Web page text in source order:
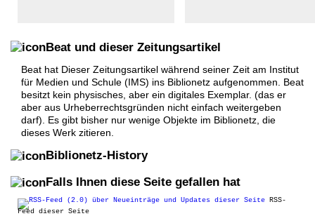
Beat und dieser Zeitungsartikel
Beat hat Dieser Zeitungsartikel während seiner Zeit am Institut
für Medien und Schule (IMS) ins Biblionetz aufgenommen. Beat
besitzt kein physisches, aber ein digitales Exemplar. (das er
aber aus Urheberrechtsgründen nicht einfach weitergeben
darf). Es gibt bisher nur wenige Objekte im Biblionetz, die
dieses Werk zitieren.
Biblionetz-History
Falls Ihnen diese Seite gefallen hat
RSS-
Feed dieser Seite